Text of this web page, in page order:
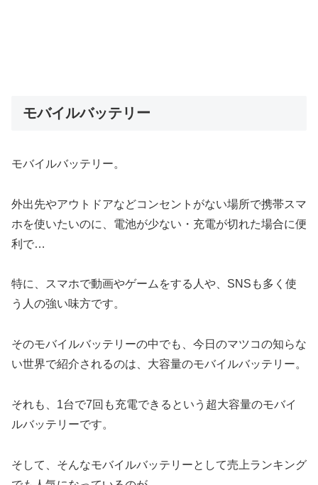
モバイルバッテリー
モバイルバッテリー。
外出先やアウトドアなどコンセントがない場所で携帯スマ
ホを使いたいのに、電池が少ない・充電が切れた場合に便
利で…
特に、スマホで動画やゲームをする人や、SNSも多く使
う人の強い味方です。
そのモバイルバッテリーの中でも、今日のマツコの知らな
い世界で紹介されるのは、大容量のモバイルバッテリー。
それも、1台で7回も充電できるという超大容量のモバイ
ルバッテリーです。
そして、そんなモバイルバッテリーとして売上ランキング